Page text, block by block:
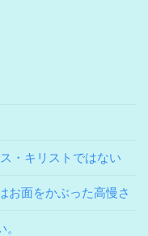
・キリストではない
お面をかぶった高慢さ